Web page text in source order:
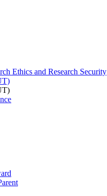
Ethics and Research Security